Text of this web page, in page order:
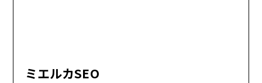
ミエルカSEO